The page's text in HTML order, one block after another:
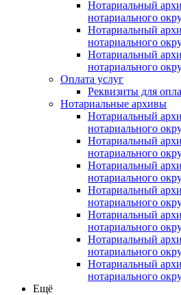
Нотариальный
нотариального
Нотариальный
нотариального
Нотариальный
нотариального
Оплата услуг
Реквизиты для
Нотариальные архивы
Нотариальный
нотариального
Нотариальный
нотариального
Нотариальный
нотариального
Нотариальный
нотариального
Нотариальный
нотариального
Нотариальный
нотариального
Нотариальный
нотариального
Ещё